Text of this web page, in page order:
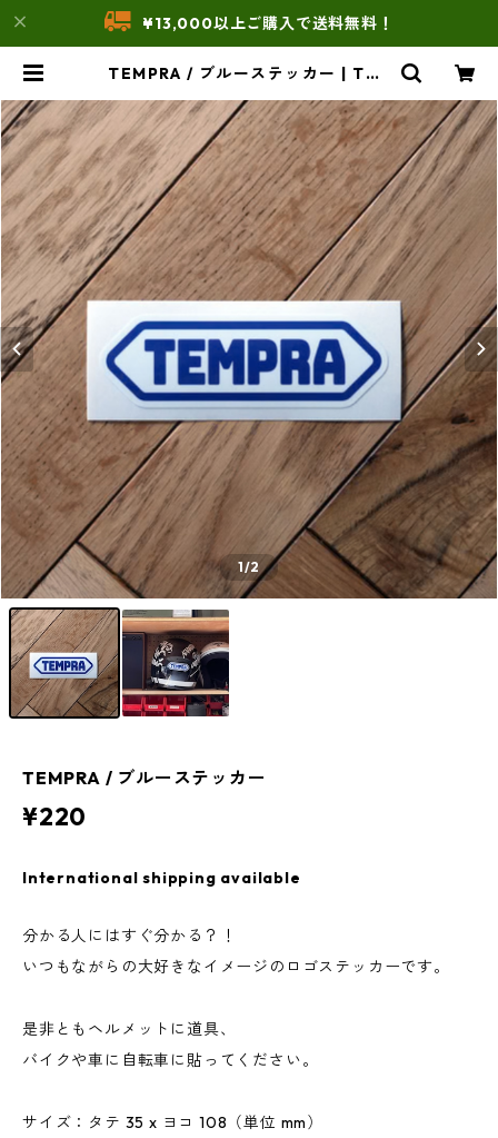
¥13,000以上ご購入で送料無料！
TEMPRA / ブルーステッカー | THE
1/2
TEMPRA / ブルーステッカー
¥220
International shipping available
分かる人にはすぐ分かる？！
いつもながらの大好きなイメージのロゴステッカーです。
是非ともヘルメットに道具、
バイクや車に自転車に貼ってください。
サイズ：タテ 35 x ヨコ 108（単位 mm）